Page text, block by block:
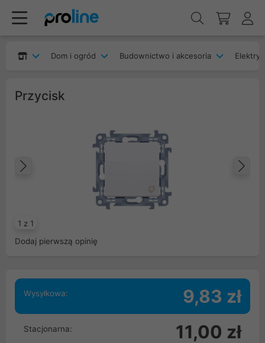
Dom i ogród Budownictwo i akcesoria
Przycisk
1 z 1
Poprzedni
Dodaj pierwszą opinię
Wysyłkowa: 9,83 zł
Stacjonarna: 11,00 zł